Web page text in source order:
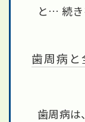
と… 続
歯周病
歯周病は